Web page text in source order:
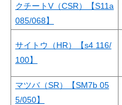
クチートV（CSR）【S11a
085/068】
サイトウ（HR）【s4 116/
100】
マツバ（SR）【SM7b 05
5/050】